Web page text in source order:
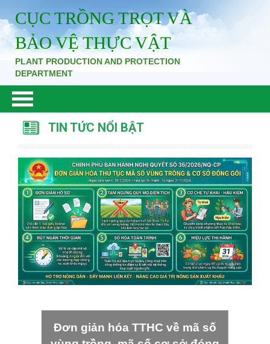
CỤC TRỒNG TRỌT VÀ
BẢO VỆ THỰC VẬT
PLANT PRODUCTION AND PROTECTION
DEPARTMENT
TIN TỨC NỔI BẬT
Đơn giản hóa TTHC về mã số